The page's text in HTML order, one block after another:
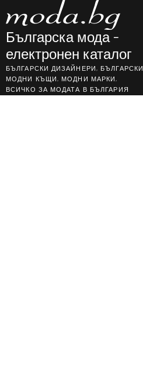
to
content
Българска мода –
електронен каталог
БЪЛГАРСКИ ДИЗАЙНЕРИ, БЪЛГАРСКИ
МОДНИ КЪЩИ, МОДНИ МАРКИ,
ВСИЧКО ЗА МОДАТА В БЪЛГАРИЯ